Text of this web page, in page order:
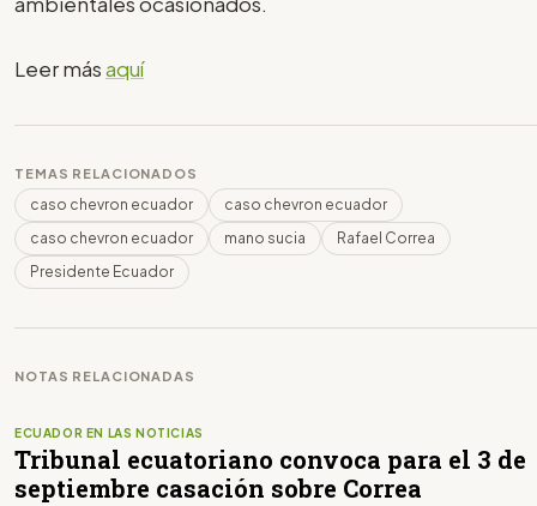
Leer másaquí
TEMAS RELACIONADOS
caso chevron ecuador
caso chevron ecuador
caso chevron ecuador
mano sucia
Rafael Correa
Presidente Ecuador
NOTAS RELACIONADAS
ECUADOR EN LAS NOTICIAS
Tribunal ecuatoriano convoca para el 3 de
septiembre casación sobre Correa